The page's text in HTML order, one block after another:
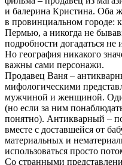
и балерина Кристина. Оба
в провинциальном городе:
Пермью, а никогда не
подробности догадаться
Но география никакого
важны сами персонажи.
Продавец Ваня –
мифологическими
мужчиной и женщиной.
(но если за ним
понятно). Антикварный –
вместе с доставшейся от
материальных и
использоваться просто
Со странными